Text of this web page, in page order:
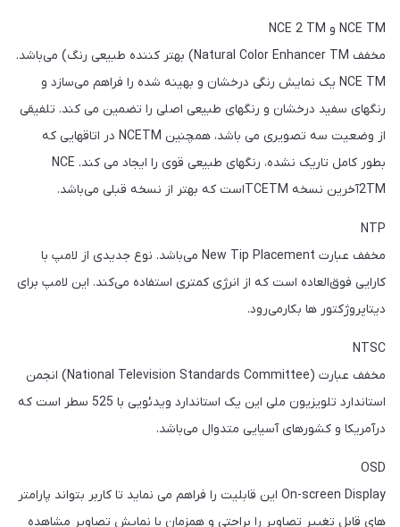
NCE TM و NCE 2 TM
مخفف Natural Color Enhancer TM) بهتر کننده طبیعی رنگ) می‌باشد.
NCE TM یک نمایش رنگی درخشان و بهینه شده را فراهم می‌سازد و
رنگهای سفید درخشان و رنگهای طبیعی اصلی را تضمین می کند. تلفیقی
از وضعیت سه تصویری می باشد، همچنین NCETM در اتاقهایی که
بطور کامل تاریک نشده، رنگهای طبیعی قوی را ایجاد می کند. NCE
2TMآخرین نسخه TCETMاست که بهتر از نسخه قبلی می‌باشد.
NTP
مخفف عبارت New Tip Placement می‌باشد. نوع جدیدی از لامپ با
کارایی فوق‌العاده است که از انرژی کمتری استفاده می‌کند. این لامپ برای
دیتاپروژکتور ها بکار‌می‌رود.
NTSC
مخفف عبارت (National Television Standards Committee) انجمن
استاندارد تلویزیون ملی این یک استاندارد ویدئویی با 525 سطر است که
درآمریکا و کشورهای آسیایی متدوال می‌باشد.
OSD
On-screen Display این قابلیت را فراهم می نماید تا کاربر بتواند پارامتر
های قابل تغییر تصاویر را براحتی و همزمان با نمایش تصاویر مشاهده